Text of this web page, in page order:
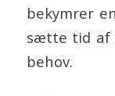
bekymrer
sætte tid af
behov.